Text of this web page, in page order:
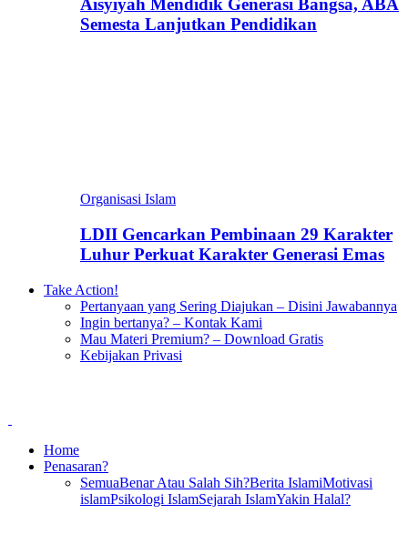
Aisyiyah Mendidik Generasi Bangsa, ABA
Semesta Lanjutkan Pendidikan
Organisasi Islam
LDII Gencarkan Pembinaan 29 Karakter
Luhur Perkuat Karakter Generasi Emas
Take Action!
Pertanyaan yang Sering Diajukan – Disini Jawabannya
Ingin bertanya? – Kontak Kami
Mau Materi Premium? – Download Gratis
Kebijakan Privasi
Home
Penasaran?
SemuaBenar Atau Salah Sih?Berita IslamiMotivasi
islamPsikologi IslamSejarah IslamYakin Halal?